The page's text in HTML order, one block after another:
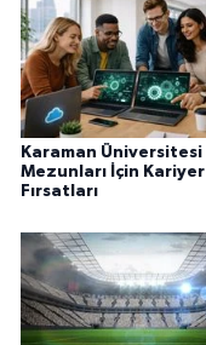
Karaman Üniversitesi
Mezunları İçin Kariyer
Fırsatları